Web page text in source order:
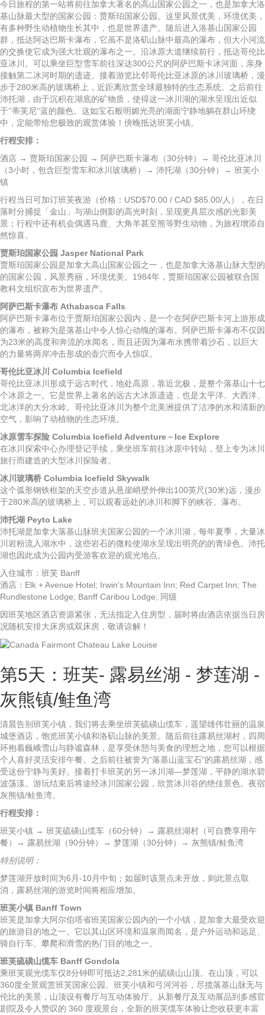
今日旅程的第一站将前往加拿大著名的高山国家公园之一，也是加拿大洛
基山脉最大型的国家公园：贾斯珀国家公园。这里风景优美，环境优美，
有多种野生动植物生长其中，也是世界遗产。随后进入洛基山国家公园
群，抵达阿达巴斯卡瀑布，它虽不是洛矶山脉中最高的瀑布，但大小河流
的交换使它成为强大壮观的瀑布之一。沿冰原大道继续前行，抵达哥伦比
亚冰川。可以乘坐巨型雪车前往深达300公尺的阿萨巴斯卡冰河面，亲身
接触第二冰河时期的遗迹。接着游览比邻哥伦比亚冰原的冰川玻璃桥，漫
步于280米高的玻璃桥上，近距离欣赏全球最独特的生态系统。之后前往
沛托湖，由于沉积在湖底的矿物质，使得这一冰川湖的湖水呈现出近似
于‘’蒂芙尼‘’蓝的颜色。这如宝石般明媚光亮的湖面宁静地躺在群山环绕
中，定能带给您极致的观赏体验！傍晚抵达班芙小镇。
行程安排：
酒店 → 贾斯珀国家公园 → 阿萨巴斯卡瀑布（30分钟）→ 哥伦比亚冰川
（3小时，包含巨型雪车和冰川玻璃桥）→ 沛托湖（30分钟）→ 班芙小
镇
行程当日可加订班芙夜游（价格：USD$70.00 / CAD $85.00/人），在日
落时分捕捉「金山」与湖山倒影的高光时刻，呈现更具层次感的光影美
景；行程中还有机会偶遇马鹿、大角羊甚至熊等野生动物，为旅程增添自
然惊喜。
贾斯珀国家公园 Jasper National Park
贾斯珀国家公园是加拿大高山国家公园之一，也是加拿大洛基山脉大型的
的国家公园，风景秀丽，环境优美。1984年，贾斯珀国家公园被联合国
教科文组织宣布为世界遗产。
阿萨巴斯卡瀑布 Athabasca Falls
阿萨巴斯卡瀑布位于贾斯珀国家公园内，是一个在阿萨巴斯卡河上游形成
的瀑布，被称为是落基山中令人惊心动魄的瀑布。阿萨巴斯卡瀑布不仅因
为23米的高度和奔流的水闻名，而且还因为瀑布水携带着沙石，以巨大
的力量将两岸冲击形成的壶穴而令人惊叹。
哥伦比亚冰川 Columbia Icefield
哥伦比亚冰川形成于远古时代，地处高原，靠近北极，是整个落基山十七
个冰原之一。它是世界上著名的远古大冰原遗迹，也是太平洋、大西洋、
北冰洋的大分水岭。哥伦比亚冰川为整个北美洲提供了洁净的水和清新的
空气，影响了动植物的生态环境。
冰原雪车探险 Columbia Icefield Adventure－Ice Explore
在冰川探索中心办理登记手续，乘坐班车前往冰原中转站，登上专为冰川
旅行而建造的大型冰川探险者。
冰川玻璃桥 Columbia Icefield Skywalk
这个弧形钢铁框架的天空步道从悬崖峭壁外伸出100英尺(30米)远，漫步
于280米高的玻璃桥上，可以观看远处的冰川和脚下的峡谷、瀑布。
沛托湖 Peyto Lake
沛托湖是加拿大落基山脉班夫国家公园的一个冰川湖，每年夏季，大量冰
川岩粉流入湖水中，这些岩石的微粒使湖水呈现出明亮的的青绿色。沛托
湖也因此成为公园内受游客欢迎的观光地点。
入住城市：班芙 Banff
酒店：Elk + Avenue Hotel; Irwin's Mountain Inn; Red Carpet Inn; The
Rundlestone Lodge; Banff Caribou Lodge; 同级
因班芙地区酒店资源紧张，无法指定入住房型，届时将由酒店依据当日房
况随机安排大床房或双床房，敬请谅解！
第5天：班芙- 露易丝湖 - 梦莲湖 -
灰熊镇/鲑鱼湾
清晨告别班芙小镇，我们将去乘坐班芙硫磺山缆车，遥望雄伟壮丽的温泉
城堡酒店，饱览班芙小镇和洛矶山脉的美景。随后前往露易丝湖村，四周
环抱着巍峨雪山与静谧森林，是享受休憩与美食的理想之地，您可以根据
个人喜好灵活安排午餐。之后前往被誉为“落基山蓝宝石”的露易丝湖，感
受这份宁静与美好。接着打卡班芙的另一冰川湖—梦莲湖，平静的湖水碧
波荡漾。游玩结束后将途经冰川国家公园，欣赏冰川谷的绝佳景色。夜宿
灰熊镇/鲑鱼湾。
行程安排：
班芙小镇 → 班芙硫磺山缆车（60分钟）→ 露易丝湖村（可自费享用午
餐）→ 露易丝湖（90分钟）→ 梦莲湖（30分钟）→ 灰熊镇/鲑鱼湾
特别说明：
梦莲湖开放时间为6月-10月中旬；如届时该景点未开放，则此景点取
消，露易丝湖的游览时间将相应增加。
班芙小镇 Banff Town
班芙是加拿大阿尔伯塔省班芙国家公园内的一个小镇，是加拿大最受欢迎
的旅游目的地之一。它以其山区环境和温泉而闻名，是户外运动和远足、
骑自行车、攀爬和滑雪的热门目的地之一。
班芙硫磺山缆车 Banff Gondola
乘班芙观光缆车仅8分钟即可抵达2,281米的硫磺山山顶。在山顶，可以
360度全景观赏班芙国家公园、班芙小镇和弓河河谷，尽揽落基山脉无与
伦比的美景，山顶设有餐厅与互动体验厅。从新餐厅及互动展品到多感官
剧院及令人赞叹的 360 度观景台，全新的班芙缆车体验让您收获更丰富